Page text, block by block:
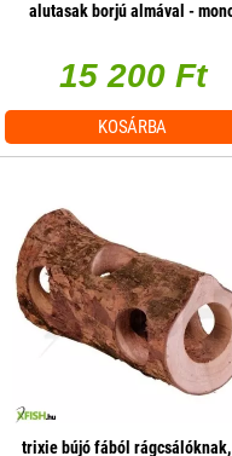
alutasak borjú almával -
15 200 Ft
KOSÁRBA
trixie bújó fából